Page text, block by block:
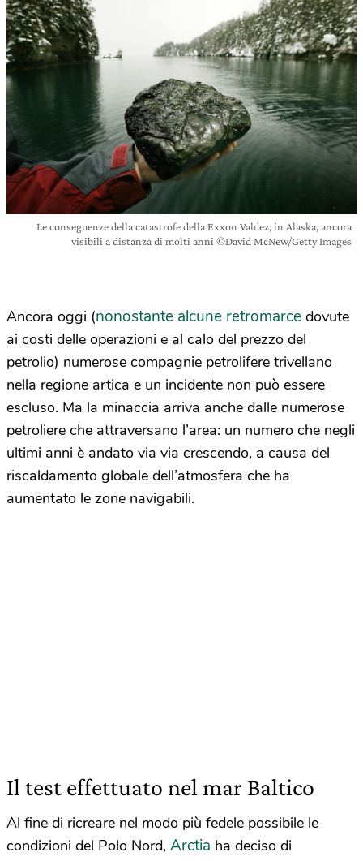
Le conseguenze della catastrofe della Exxon Valdez, in Alaska, ancora
visibili a distanza di molti anni ©David McNew/Getty Images
Ancora oggi (nonostante alcune retromarce dovute
ai costi delle operazioni e al calo del prezzo del
petrolio) numerose compagnie petrolifere trivellano
nella regione artica e un incidente non può essere
escluso. Ma la minaccia arriva anche dalle numerose
petroliere che attraversano l’area: un numero che negli
ultimi anni è andato via via crescendo, a causa del
riscaldamento globale dell’atmosfera che ha
aumentato le zone navigabili.
Il test effettuato nel mar Baltico
Al fine di ricreare nel modo più fedele possibile le
condizioni del Polo Nord, Arctia ha deciso di